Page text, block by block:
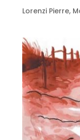
Lorenzi Pierre,